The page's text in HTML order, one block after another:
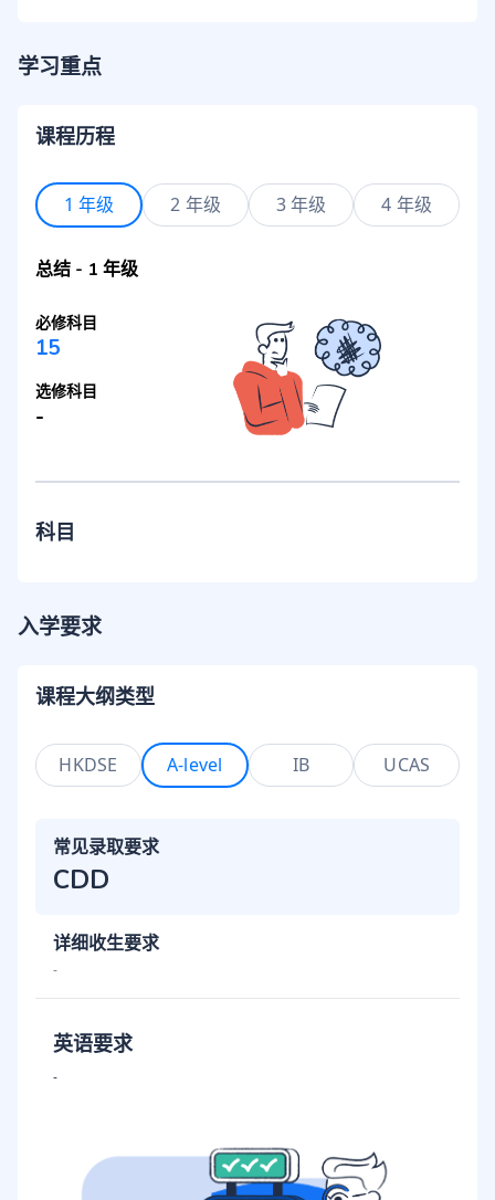
学习重点
课程历程
1 年级 2 年级 3 年级 4 年级
总结 - 1 年级
必修科目
15
选修科目
-
科目
入学要求
课程大纲类型
HKDSE A-level IB UCAS
常见录取要求
CDD
详细收生要求
-
英语要求
-